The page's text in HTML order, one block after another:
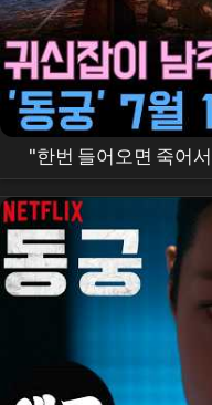
"한번 들어오면 죽어
조승우 가 부른